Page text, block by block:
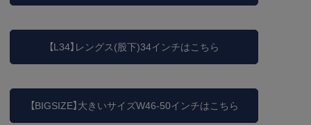
【L34】レングス(股下)34インチはこちら
【BIGSIZE】大きいサイズW46-50インチはこちら